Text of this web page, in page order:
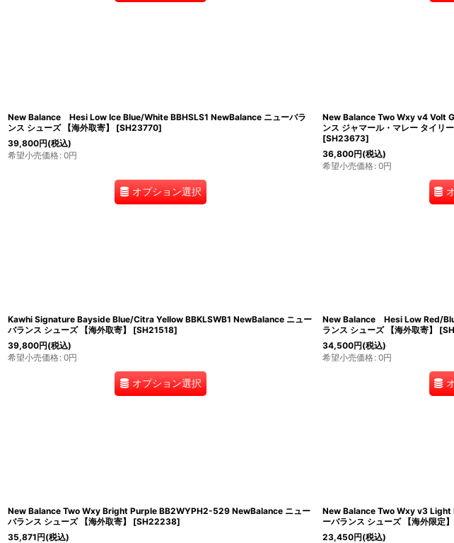
New Balance Hesi Low Ice Blue/White BBHSLS1 NewBalance ニューバラ
ンス シューズ 【海外取寄】
[SH23770]
39,800円(税込)
希望小売価格: 0円
オプション選択
New Balance Two Wxy v4 Volt
ンス ジャマール・マレー タイリ
[SH23673]
36,800円(税込)
希望小売価格: 0円
Kawhi Signature Bayside Blue/Citra Yellow BBKLSWB1 NewBalance ニュー
バランス シューズ 【海外取寄】
[SH21518]
39,800円(税込)
希望小売価格: 0円
オプション選択
New Balance Hesi Low Red/
ランス シューズ 【海外取寄】
[
34,500円(税込)
希望小売価格: 0円
New Balance Two Wxy Bright Purple BB2WYPH2-529 NewBalance ニュー
バランス シューズ 【海外取寄】
[SH22238]
35,871円(税込)
New Balance Two Wxy v3
ーバランス シューズ 【海外限定】
23,450円(税込)